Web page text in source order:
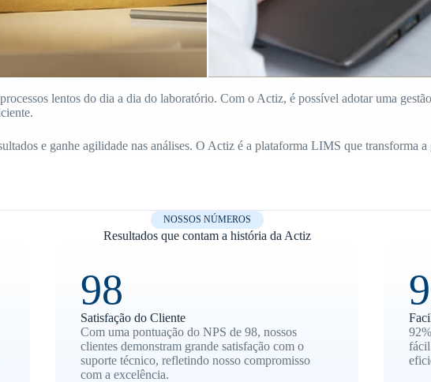
lentos do dia a dia do laboratório. Com o Actiz, é possível adotar uma
e ganhe agilidade nas análises. O Actiz é a plataforma LIMS que transforma
NOSSOS NÚMEROS
Resultados que contam a história da Actiz
98
Satisfação do Cliente
Com uma pontuação do NPS de 98, nossos
clientes demonstram grande satisfação com o
suporte técnico, refletindo nosso compromisso
com a excelência.
fácil